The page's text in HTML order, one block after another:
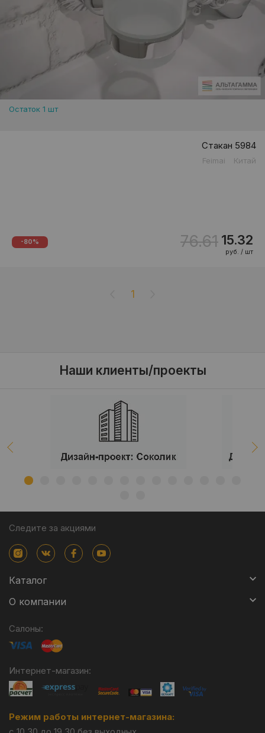
Остаток 1 шт
Стакан 5984
Feimai Китай
-80% 76.61 15.32
руб. / шт
1
Наши клиенты/проекты
Следите за акциями
Каталог
О компании
Салоны:
Интернет-магазин:
Режим работы интернет-магазина: